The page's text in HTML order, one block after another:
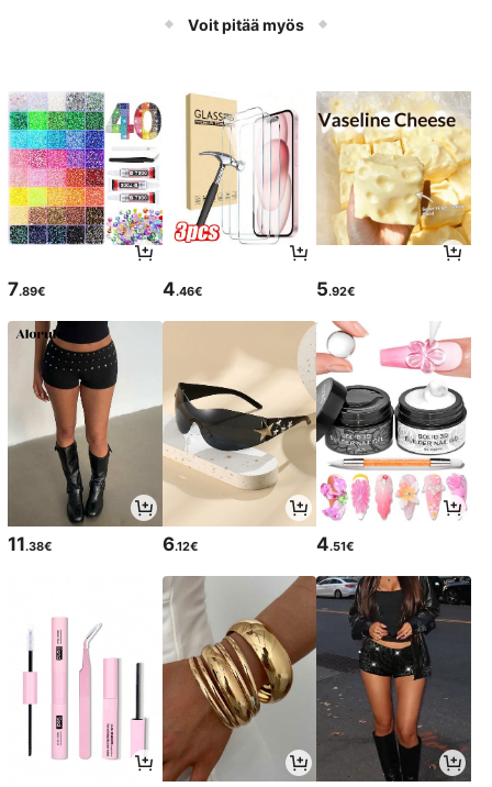
Voit pitää myös
7.89€ 4.46€ 5.92€
11.38€ 6.12€ 4.51€